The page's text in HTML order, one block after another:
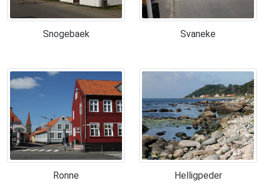
Snogebaek Svaneke
Ronne Helligpeder